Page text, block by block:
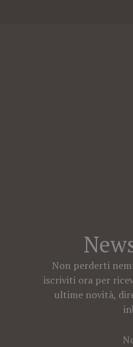
Non perderti
iscriviti ora per
ultime novità,